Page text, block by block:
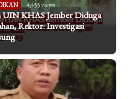
4,455 views
KHAS Jember Diduga
Rektor: Investigasi